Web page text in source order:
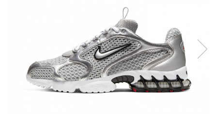
Pantaloni scurti Copii
Accesorii
Ingrijire incaltaminte